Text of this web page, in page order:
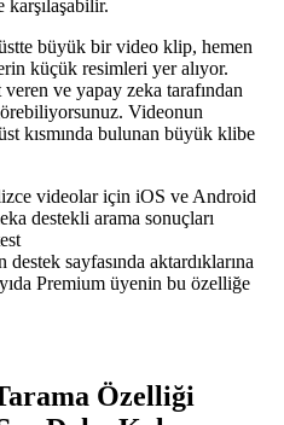
karşılaşabilir.
büyük bir video klip, hemen
küçük resimleri yer alıyor.
ve yapay zeka tarafından
Videonun
kısmında bulunan büyük klibe
videolar için iOS ve Android
destekli arama sonuçları
sayfasında aktardıklarına
Premium üyenin bu özelliğe
Özelliği